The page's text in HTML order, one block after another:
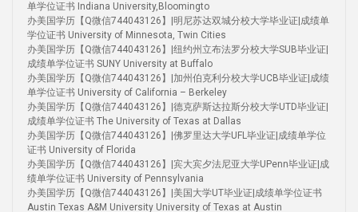
单学位证书 Indiana University,Bloomingto
办美国学历【Q微信744043126】|明尼苏达双城分校大学毕业证|成绩单
学位证书 University of Minnesota, Twin Cities
办美国学历【Q微信744043126】|纽约州立布法罗分校大学SUB毕业证|
成绩单学位证书 SUNY University at Buffalo
办美国学历【Q微信744043126】|加州伯克利分校大学UCB毕业证|成绩
单学位证书 University of California – Berkeley
办美国学历【Q微信744043126】|德克萨斯达拉斯分校大学UTD毕业证|
成绩单学位证书 The University of Texas at Dallas
办美国学历【Q微信744043126】|佛罗里达大学UFL毕业证|成绩单学位
证书 University of Florida
办美国学历【Q微信744043126】|宾大宾夕法尼亚大学UPenn毕业证|成
绩单学位证书 University of Pennsylvania
办美国学历【Q微信744043126】|美国大学UT毕业证|成绩单学位证书
Austin Texas A&M University University of Texas at Austin